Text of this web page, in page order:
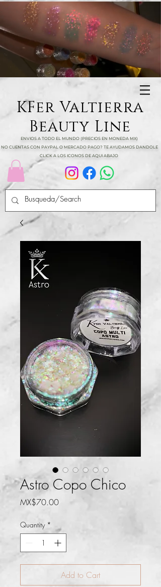
KFer Valtierra
Beauty Line
ENVIOS A TODO EL MUNDO (PRECIOS EN MONEDA MX)
NO CUENTAS CON PAYPAL O MERCADO PAGO? TE AYUDAMOS DANDOLE
CLICK A LOS ICONOS DE AQUI ABAJO
Astro Copo Chico
MX$70.00Price
Quantity *
Add to Cart